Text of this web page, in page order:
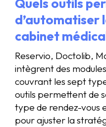
d’automatiser
cabinet
Reservio, Doctolib,
intègrent des
couvrant les sept
outils permettent de
type de rendez-vous
pour ajuster la